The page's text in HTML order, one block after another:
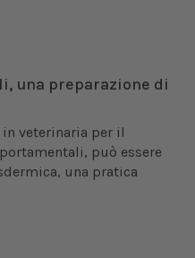
una preparazione di
veterinaria per il
può essere
una pratica